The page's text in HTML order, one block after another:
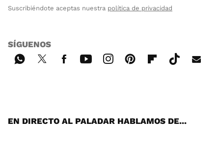
Suscribiéndote aceptas nuestra política de privacidad
SÍGUENOS
EN DIRECTO AL PALADAR HABLAMOS DE...